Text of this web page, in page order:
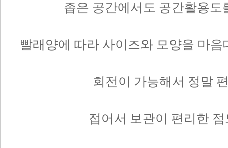
좁은 공간에서도 공간활용도
빨래양에 따라 사이즈와 모양을 마
회전이 가능해서 정말
접어서 보관이 편리한